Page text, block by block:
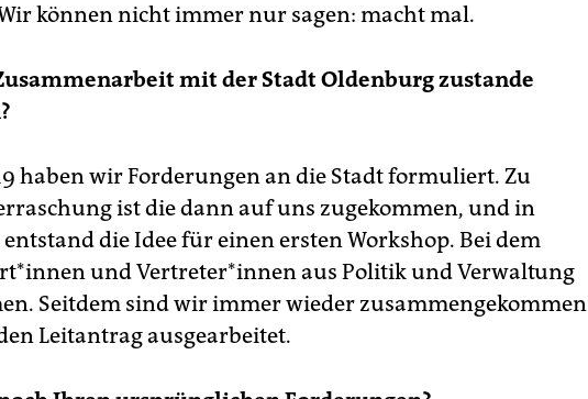
können nicht immer nur sagen: macht mal.
mit der Stadt Oldenburg zustande
haben wir Forderungen an die Stadt formuliert. Zu
ist die dann auf uns zugekommen, und in
entstand­ die Idee für einen ersten Workshop.­ Bei dem
und Vertreter*innen aus Politik und Verwaltung
Seitdem sind wir immer wieder zusammengekommen
Leitantrag ausgearbeitet.